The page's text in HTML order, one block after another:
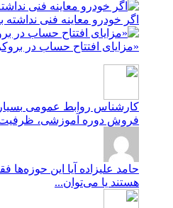
اگر خودرو معاینه فنی
«مزایای افتتاح حساب در
کارشناس روابط عمومی
فروش دوره آموزشی،
حامد علیزاده آیا این
هستند یا می‌توان...